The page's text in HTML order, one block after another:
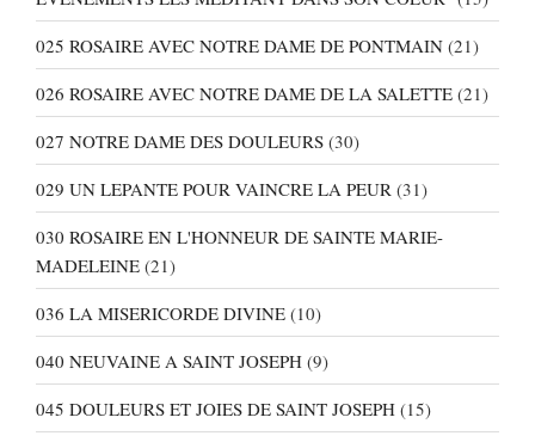
025 ROSAIRE AVEC NOTRE DAME DE PONTMAIN (21)
026 ROSAIRE AVEC NOTRE DAME DE LA SALETTE (21)
027 NOTRE DAME DES DOULEURS (30)
029 UN LEPANTE POUR VAINCRE LA PEUR (31)
030 ROSAIRE EN L'HONNEUR DE SAINTE MARIE-
MADELEINE (21)
036 LA MISERICORDE DIVINE (10)
040 NEUVAINE A SAINT JOSEPH (9)
045 DOULEURS ET JOIES DE SAINT JOSEPH (15)